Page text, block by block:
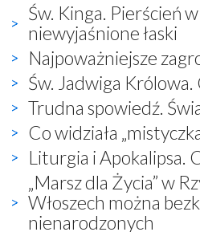
Św. Kinga. Pierścień
niewyjaśnione łaski
Najpoważniejsze
Św. Jadwiga
Trudna spowiedź.
Co widziała
Liturgia i Apokalipsa.
„Marsz dla Życia” w
Włoszech można
nienarodzonych